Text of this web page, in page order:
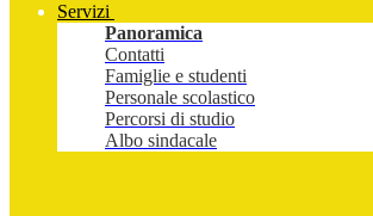
Servizi
Panoramica
Contatti
Famiglie e studenti
Personale scolastico
Percorsi di studio
Albo sindacale